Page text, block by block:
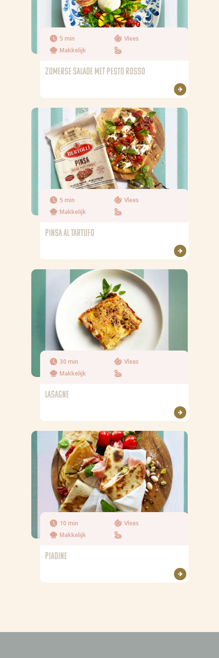
5 min
Vlees
Makkelijk
ZOMERSE SALADE MET PESTO ROSSO
5 min
Vlees
Makkelijk
PINSA AL TARTUFO
30 min
Vlees
Makkelijk
LASAGNE
10 min
Vlees
Makkelijk
PIADINE